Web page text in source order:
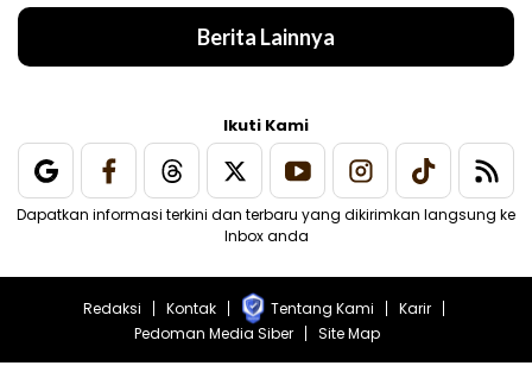
Berita Lainnya
Ikuti Kami
Dapatkan informasi terkini dan terbaru yang dikirimkan langsung ke
Inbox anda
Redaksi Kontak Tentang Kami
Karir
Pedoman Media Siber
Site Map